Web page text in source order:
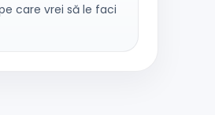
care vrei să le faci